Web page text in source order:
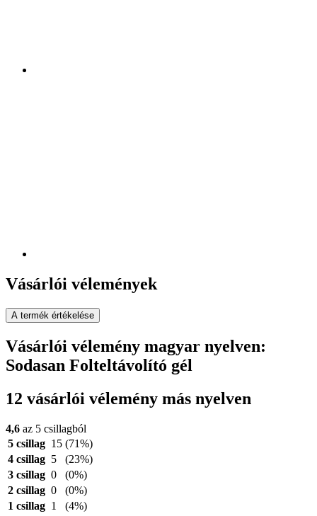
Vásárlói vélemények
A termék értékelése
Vásárlói vélemény magyar nyelven:
Sodasan Folteltávolító gél
12 vásárlói vélemény más nyelven
4,6 az 5 csillagból
5 csillag 15 (71%)
4 csillag 5
(23%)
3 csillag 0
(0%)
2 csillag 0
(0%)
1 csillag 1 (4%)